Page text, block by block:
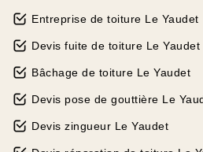
Entreprise de toiture Le Yaudet
Devis fuite de toiture Le Yaudet
Bâchage de toiture Le Yaudet
Devis pose de gouttière Le
Devis zingueur Le Yaudet